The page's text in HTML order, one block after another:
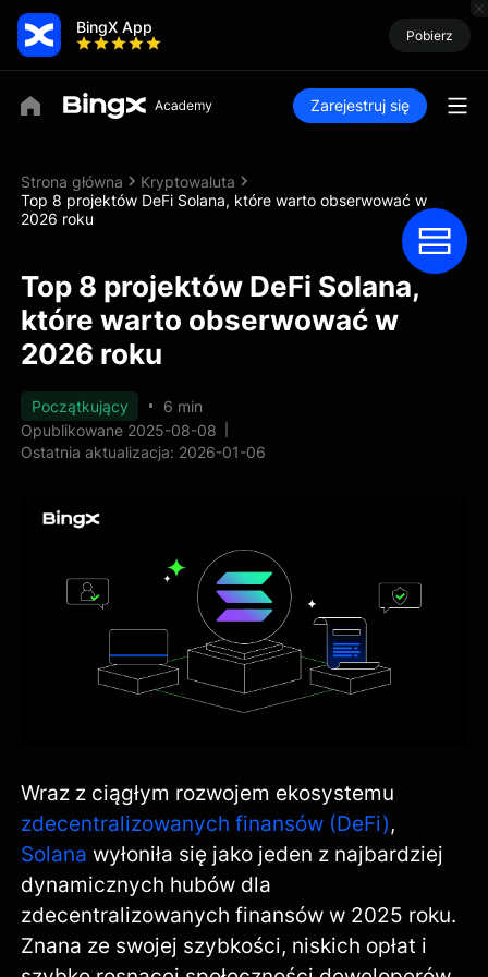
BingX App Pobierz
Zarejestruj się
Strona główna
Kryptowaluta
Top 8 projektów DeFi Solana, które warto obserwować w
2026 roku
Top 8 projektów DeFi Solana,
które warto obserwować w
2026 roku
Początkujący
6 min
Opublikowane 2025-08-08
Ostatnia aktualizacja: 2026-01-06
Wraz z ciągłym rozwojem ekosystemu
zdecentralizowanych finansów (DeFi),
Solana wyłoniła się jako jeden z najbardziej
dynamicznych hubów dla
zdecentralizowanych finansów w 2025 roku.
Znana ze swojej szybkości, niskich opłat i